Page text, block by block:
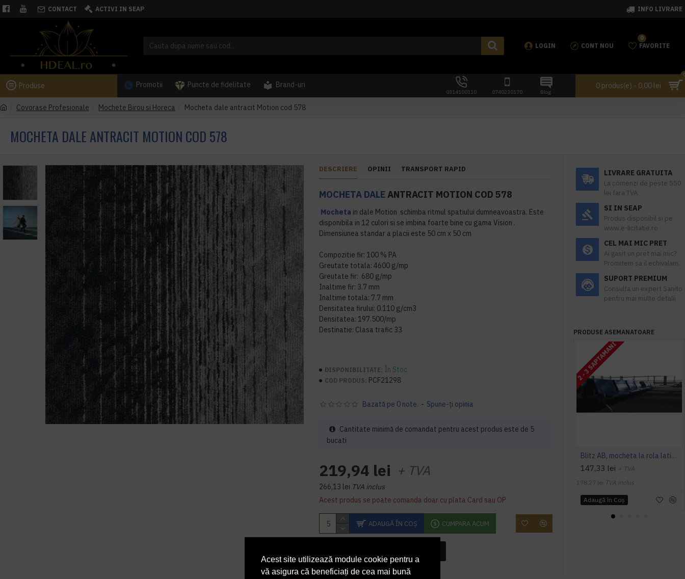
Acest site utilizează module cookie pentru a
vă asigura că beneficiați de cea mai bună
CONTACT ACTIVI IN SEAP INFO LIVRARE
LOGIN CONT NOU FAVORITE
0
Produse Promotii Puncte de fidelitate Brand-uri
0314100110 0740230170 Blog
0 produs(e) - 0,00 lei
Covorase Profesionale Mochete Birou si Horeca Mocheta dale antracit Motion cod 578
MOCHETA DALE ANTRACIT MOTION COD 578
DESCRIERE OPINII TRANSPORT RAPID
MOCHETA DALEANTRACIT MOTION COD 578
Mocheta in dale Motion schimba ritmul spatiului dumneavoastra. Este
disponibila in 12 culori si se imbina foarte bine cu gama Vision .
Dimensiunea standar a placii este 50 cm x 50 cm
Compozitie fir: 100 % PA
Greutate totala: 4600 g/mp
Greutate fir: 680 g/mp
Inaltime fir: 3.7 mm
Inaltime totala: 7.7 mm
Densitatea firului: 0.110 g/cm3
Densitatea: 197.500/mp
Destinatie: Clasa trafic 33
DISPONIBILITATE: În Stoc
COD PRODUS: PCF21298
Bazată pe 0 note. - Spune-ţi opinia
219,94 lei + TVA
266,13 lei TVA inclus
Acest produs se poate comanda doar cu plata Card sau OP
ADAUGĂ ÎN COŞ CUMPARA ACUM
Cantitate minimă de comandat pentru acest produs este de 5
bucati
LIVRARE GRATUITA
La comenzi de peste 550
lei fara TVA.
SI IN SEAP
Produs disponibil si pe
www.e-licitatie.ro
CEL MAI MIC PRET
Ai gasit un pret mai mic?
Promitem sa il echivalam.
SUPORT PREMIUM
Consulta un expert Sanito
pentru mai multe detalii
PRODUSE ASEMANATOARE
2 - 3 SAPTAMANI
Blitz AB, mocheta la rola latime 4 m, Balta Industries
147,33 lei + TVA
178,27 lei TVA inclus
Adaugă în Coş